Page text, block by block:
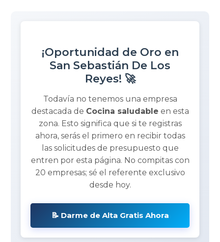
¡Oportunidad de Oro en
San Sebastián De Los
Reyes! 🚀
Todavía no tenemos una empresa
destacada de Cocina saludable en esta
zona. Esto significa que si te registras
ahora, serás el primero en recibir todas
las solicitudes de presupuesto que
entren por esta página. No compitas con
20 empresas; sé el referente exclusivo
desde hoy.
📝 Darme de Alta Gratis Ahora